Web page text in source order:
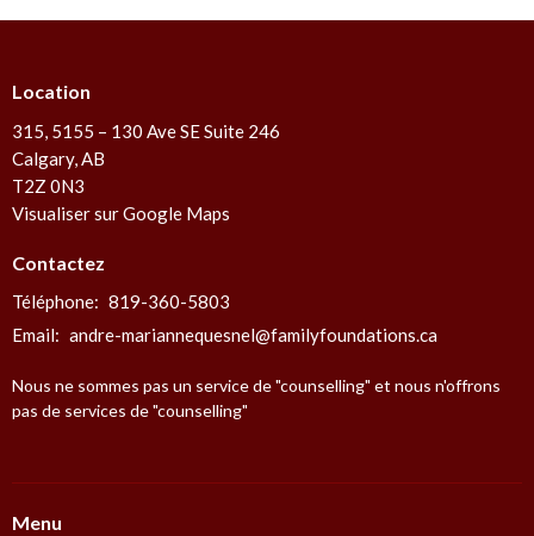
Location
315, 5155 – 130 Ave SE Suite 246
Calgary, AB
T2Z 0N3
Visualiser sur Google Maps
Contactez
Téléphone: 819-360-5803
Email: andre-mariannequesnel@familyfoundations.ca
Nous ne sommes pas un service de "counselling" et nous n'offrons
pas de services de "counselling"
Menu